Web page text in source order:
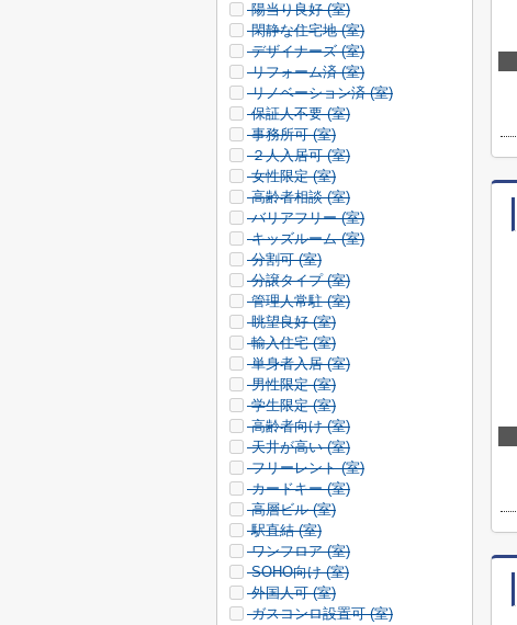
陽当り良好 (室)
閑静な住宅地 (室)
デザイナーズ (室)
リフォーム済 (室)
リノベーション済 (室)
保証人不要 (室)
事務所可 (室)
２人入居可 (室)
女性限定 (室)
高齢者相談 (室)
バリアフリー (室)
キッズルーム (室)
分割可 (室)
分譲タイプ (室)
管理人常駐 (室)
眺望良好 (室)
輸入住宅 (室)
単身者入居 (室)
男性限定 (室)
学生限定 (室)
高齢者向け (室)
天井が高い (室)
フリーレント (室)
カードキー (室)
高層ビル (室)
駅直結 (室)
ワンフロア (室)
SOHO向け (室)
外国人可 (室)
ガスコンロ設置可 (室)